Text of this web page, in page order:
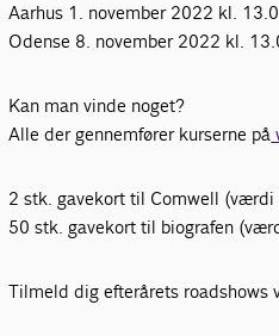
Aarhus 1. november 2022 kl.
Odense 8. november 2022 kl.
Kan man vinde noget?
Alle der gennemfører kurserne på
2 stk. gavekort til Comwell
50 stk. gavekort til biografen
Tilmeld dig efterårets roadshows